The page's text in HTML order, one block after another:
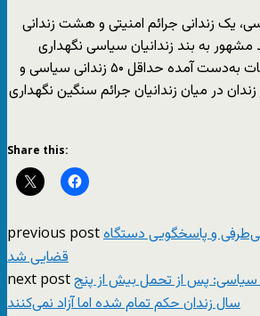
یک زندانی جرائم امنیتی و هشت زندانی
عادی در بند ۱۲ بند مشهور به بند زندانیان سیاسی نگهداری
می‌شوند و بر طبق اطلاعات به‌دست آمده حداقل ۵۰ زندانی سیاسی و
در میان زندانیان جرائم سنگین نگهداری
Share this:
previous postو پاسخگویی دستگاه
قضایی شد
next postسیاسی: پس از تحمل بیش از پنج
سال زندان حکم تمام شده اما آزاد نمی‌کنند